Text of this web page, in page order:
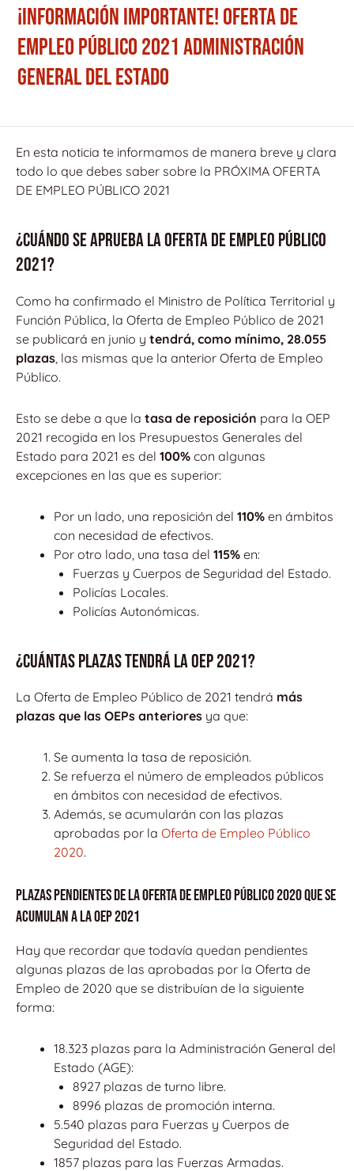
¡INFORMACIÓN IMPORTANTE! OFERTA DE
EMPLEO PÚBLICO 2021 ADMINISTRACIÓN
GENERAL DEL ESTADO
En esta noticia te informamos de manera breve y clara
todo lo que debes saber sobre la PRÓXIMA OFERTA
DE EMPLEO PÚBLICO 2021
¿CUÁNDO SE APRUEBA LA OFERTA DE EMPLEO PÚBLICO
2021?
Como ha confirmado el Ministro de Política Territorial y
Función Pública, la Oferta de Empleo Público de 2021
se publicará en junio y tendrá, como mínimo, 28.055
plazas , las mismas que la anterior Oferta de Empleo
Público.
Esto se debe a que la tasa de reposición para la OEP
2021 recogida en los Presupuestos Generales del
Estado para 2021 es del 100% con algunas
excepciones en las que es superior:
Por un lado, una reposición del 110% en ámbitos
con necesidad de efectivos.
Por otro lado, una tasa del 115% en:
Fuerzas y Cuerpos de Seguridad del Estado.
Policías Locales.
Policías Autonómicas.
¿CUÁNTAS PLAZAS TENDRÁ LA OEP 2021?
La Oferta de Empleo Público de 2021 tendrá más
plazas que las OEPs anteriores ya que:
Se aumenta la tasa de reposición.
Se refuerza el número de empleados públicos
en ámbitos con necesidad de efectivos.
Además, se acumularán con las plazas
aprobadas por la Oferta de Empleo Público
2020.
Plazas pendientes de la Oferta de Empleo Público 2020 que se
acumulan a la OEP 2021
Hay que recordar que todavía quedan pendientes
algunas plazas de las aprobadas por la Oferta de
Empleo de 2020 que se distribuían de la siguiente
forma:
18.323 plazas para la Administración General del
Estado (AGE):
8927 plazas de turno libre.
8996 plazas de promoción interna.
5.540 plazas para Fuerzas y Cuerpos de
Seguridad del Estado.
1857 plazas para las Fuerzas Armadas.